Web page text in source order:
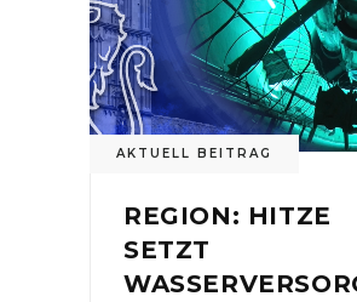
AKTUELL BEITRAG
REGION: HITZE
SETZT